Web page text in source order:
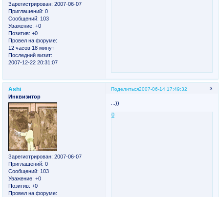
Зарегистрирован: 2007-06-07
Приглашений: 0
Сообщений: 103
Уважение: +0
Позитив: +0
Провел на форуме:
12 часов 18 минут
Последний визит:
2007-12-22 20:31:07
Поделиться 3
2007-06-14 17:49:32
Ashi
Инквизитор
Зарегистрирован: 2007-06-07
Приглашений: 0
Сообщений: 103
Уважение: +0
Позитив: +0
Провел на форуме:
...))
0